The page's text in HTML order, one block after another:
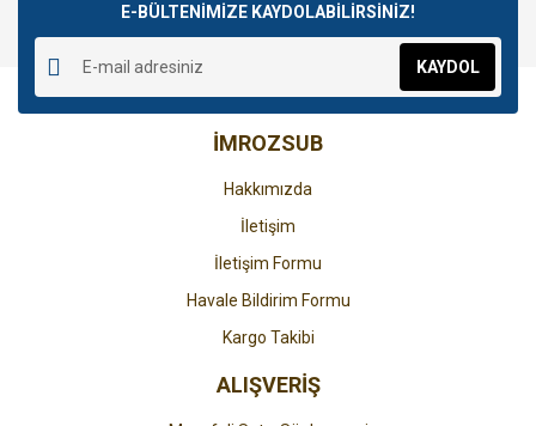
Yorum Yaz
Ürün resmi kalitesiz, bozuk veya görüntülenemiyor.
Ürün açıklamasında eksik bilgiler bulunuyor.
Ürün bilgilerinde hatalar bulunuyor.
Ürün fiyatı diğer sitelerden daha pahalı.
Gönder
E-BÜLTENİMİZE KAYDOLABİLİRSİNİZ!
KAYDOL
İMROZSUB
Hakkımızda
İletişim
İletişim Formu
Havale Bildirim Formu
Kargo Takibi
ALIŞVERİŞ